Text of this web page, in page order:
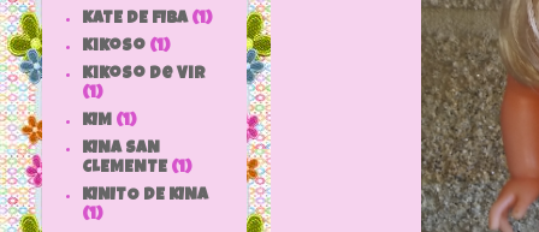
KATE DE FIBA (1)
Kikoso (1)
Kikoso de Vir
(1)
KIM (1)
KINA SAN
CLEMENTE (1)
KINITO DE KINA
(1)